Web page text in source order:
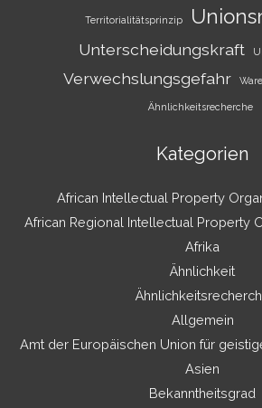
Territorialitätsprinzip
Unterscheidungskraft
Verwechslungsgefahr
Ähnlichkeitsrecherche
Kategorien
African Intellectual Property
African Regional Intellectual Property
Afrika
Ähnlichkeit
Allgemein
Amt der Europäischen Union für
Asien
Bekanntheitsgrad